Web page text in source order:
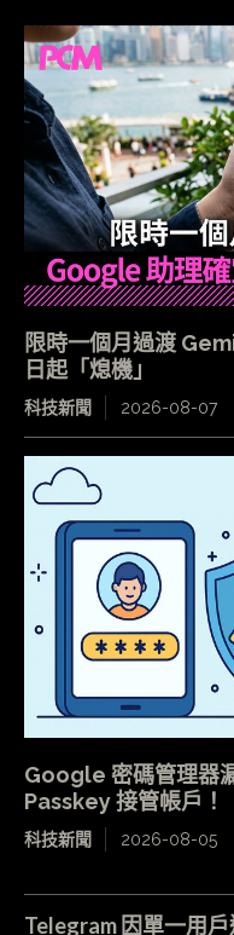
限時一個月過渡
日起「熄機」
科技新聞 2026-08-07
Google 密碼管理器
Passkey 接管帳戶！
科技新聞 2026-08-05
Telegram 因單一用